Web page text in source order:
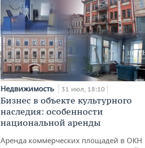
Недвижимость 31 июл, 18:10
Бизнес в объекте культурного
наследия: особенности
национальной аренды
Аренда коммерческих площадей в ОКН